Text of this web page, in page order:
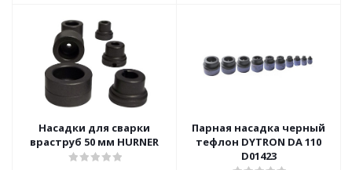
Насадки для сварки
враструб 50 мм HURNER
Парная насадка черный
тефлон DYTRON DA 110
D01423